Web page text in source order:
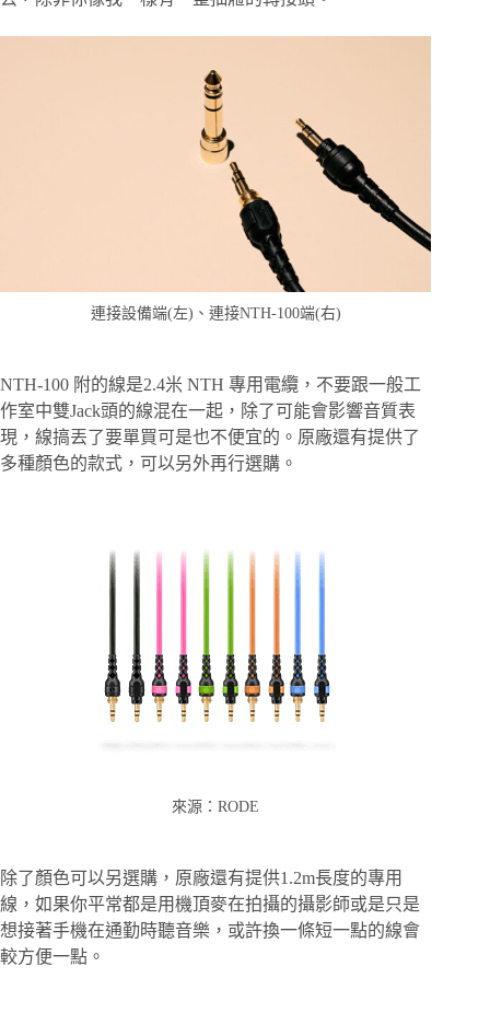
連接設備端(左)、連接NTH-100端(右)
NTH-100 附的線是2.4米 NTH 專用電纜，不要跟一般工
作室中雙Jack頭的線混在一起，除了可能會影響音質表
現，線搞丟了要單買可是也不便宜的。原廠還有提供了
多種顏色的款式，可以另外再行選購。
來源：RODE
除了顏色可以另選購，原廠還有提供1.2m長度的專用
線，如果你平常都是用機頂麥在拍攝的攝影師或是只是
想接著手機在通勤時聽音樂，或許換一條短一點的線會
較方便一點。